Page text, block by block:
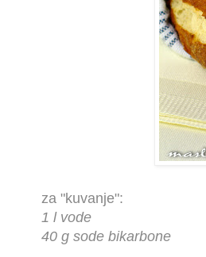
za "kuvanje":
1 l vode
40 g sode bikarbone